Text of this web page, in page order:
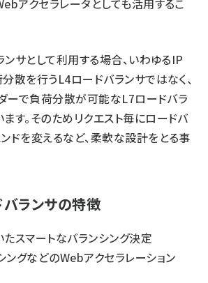
サとして利用する場合、いわゆるIP
散を行うL4ロードバランサではなく、
ーで負荷分散が可能なL7ロードバラ
す。そのためリクエスト毎にロードバ
ドを変えるなど、柔軟な設計をとる事
ランサの特徴
スマートなバランシング決定
ングなどのWebアクセラレーション